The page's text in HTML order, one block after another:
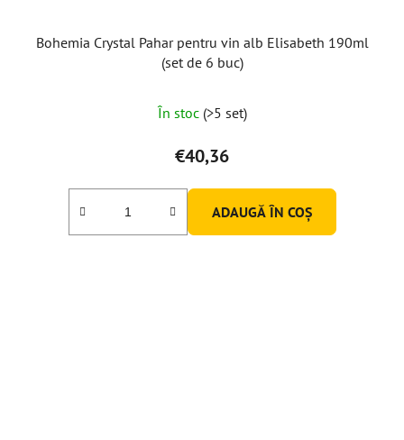
Bohemia Crystal Pahar pentru vin alb Elisabeth 190ml
(set de 6 buc)
În stoc (>5 set)
€40,36
ADAUGĂ ÎN COŞ